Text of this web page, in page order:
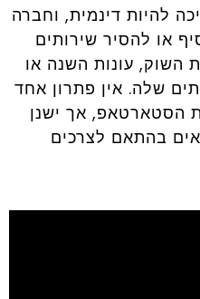
להיות דינמית, וחברה
או להסיר שירותים
השוק, עונות השנה או
שלה. אין פתרון אחד
הסטארטאפ, אך ישנן
בהתאם לצרכים